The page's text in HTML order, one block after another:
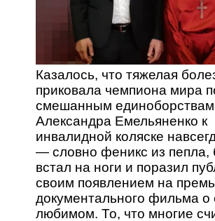
Казалось, что тяжелая
приковала чемпиона мира
смешанным единоборствам
Александра Емельяненко к
инвалидной коляске
— словно феникс из пепла,
встал на ноги и поразил
своим появлением на
документального фильма о
любимом. То, что многие